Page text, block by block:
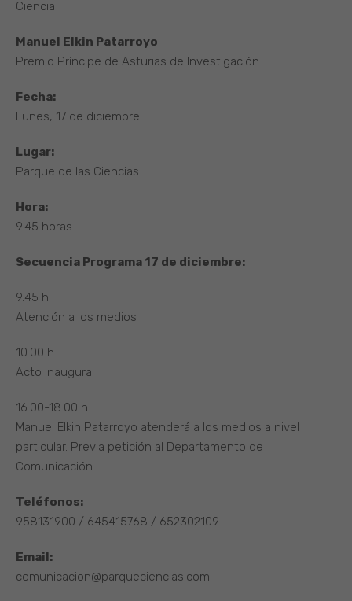
Ciencia
Manuel Elkin Patarroyo
Premio Príncipe de Asturias de Investigación
Fecha:
Lunes, 17 de diciembre
Lugar:
Parque de las Ciencias
Hora:
9.45 horas
Secuencia Programa 17 de diciembre:
9.45 h.
Atención a los medios
10.00 h.
Acto inaugural
16.00-18.00 h.
Manuel Elkin Patarroyo atenderá a los medios a nivel
particular. Previa petición al Departamento de
Comunicación.
Teléfonos:
958131900 / 645415768 / 652302109
Email:
comunicacion@parqueciencias.com